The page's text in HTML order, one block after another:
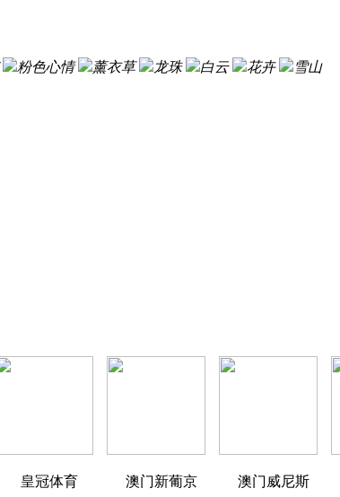
粉色心情 薰衣草 龙珠 白云 花卉
雪山
皇冠体育 澳门新葡京 澳门威尼斯